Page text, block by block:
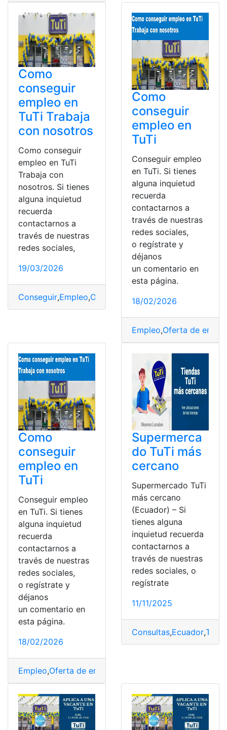
Como
conseguir
empleo en
TuTi Trabaja
con nosotros
Como conseguir
empleo en TuTi
Trabaja con
nosotros. Si tienes
alguna inquietud
recuerda
contactarnos a
través de nuestras
redes sociales,
19/03/2026
Conseguir,Empleo,Ofertas Trabaja con nosotros
Como
conseguir
empleo en
TuTi
Conseguir empleo
en TuTi. Si tienes
alguna inquietud
recuerda
contactarnos a
través de nuestras
redes sociales,
o regístrate y
déjanos
un comentario en
esta página.
18/02/2026
Empleo,Oferta de
Como
conseguir
empleo en
TuTi
Conseguir empleo
en TuTi. Si tienes
alguna inquietud
recuerda
contactarnos a
través de nuestras
redes sociales,
o regístrate y
déjanos
un comentario en
esta página.
18/02/2026
Empleo,Oferta de empleo
Supermerca
do TuTi más
cercano
Supermercado TuTi
más cercano
(Ecuador) – Si
tienes alguna
inquietud recuerda
contactarnos a
través de nuestras
redes sociales, o
regístrate
11/11/2025
Consultas,Ecuador,TuTi